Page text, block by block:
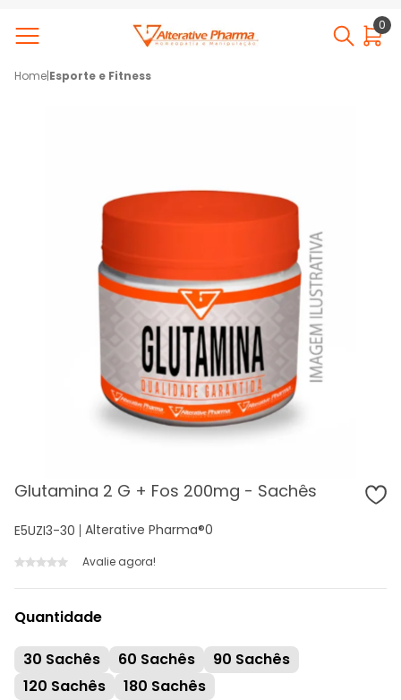
0
Home|Esporte e Fitness
Glutamina 2 G + Fos 200mg - Sachês
E5UZI3-30 Alterative Pharma®0
Avalie agora!
Quantidade
30 Sachês 60 Sachês
90 Sachês
120 Sachês
180 Sachês